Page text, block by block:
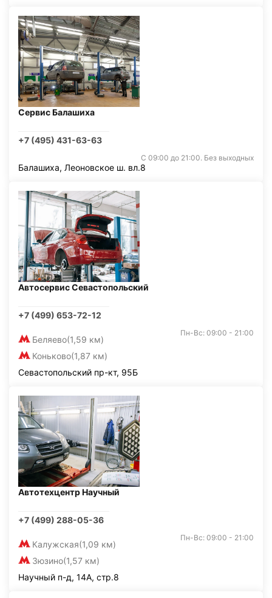
Сервис Балашиха
+7 (495) 431-63-63
С 09:00 до 21:00. Без выходных
Балашиха, Леоновское ш. вл.8
Автосервис Севастопольский
+7 (499) 653-72-12
Беляево(1,59 км)
Коньково(1,87 км)
Пн-Вс: 09:00 - 21:00
Севастопольский пр-кт, 95Б
Автотехцентр Научный
+7 (499) 288-05-36
Калужская(1,09 км)
Зюзино(1,57 км)
Пн-Вс: 09:00 - 21:00
Научный п-д, 14А, стр.8